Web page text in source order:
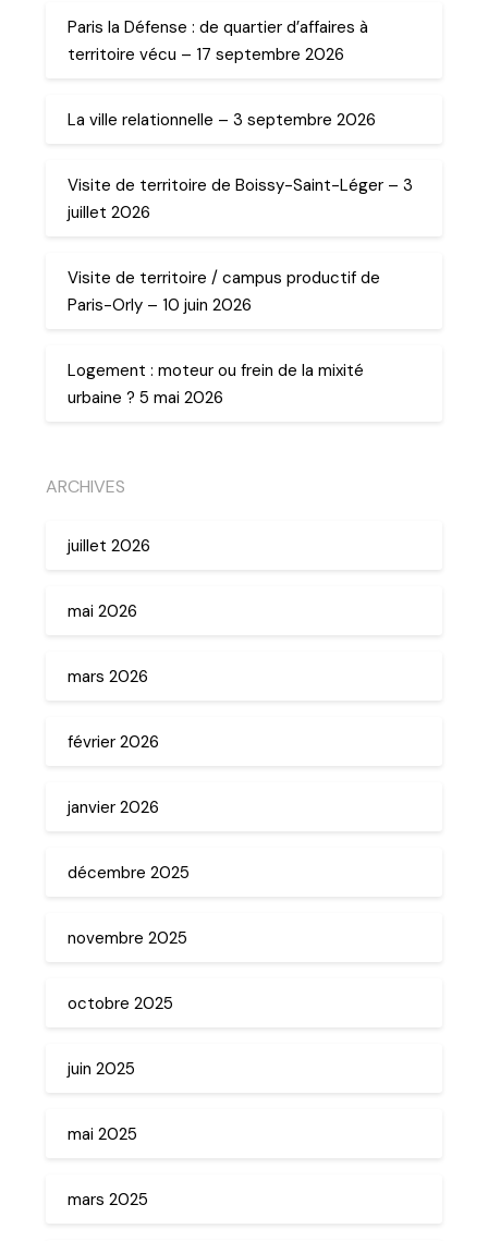
Paris la Défense : de quartier d’affaires à
territoire vécu – 17 septembre 2026
La ville relationnelle – 3 septembre 2026
Visite de territoire de Boissy-Saint-Léger – 3
juillet 2026
Visite de territoire / campus productif de
Paris-Orly – 10 juin 2026
Logement : moteur ou frein de la mixité
urbaine ? 5 mai 2026
ARCHIVES
juillet 2026
mai 2026
mars 2026
février 2026
janvier 2026
décembre 2025
novembre 2025
octobre 2025
juin 2025
mai 2025
mars 2025